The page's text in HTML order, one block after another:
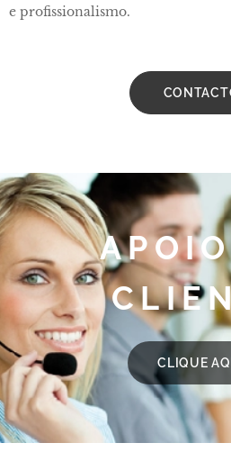
e profissionalismo.
CLIQUE